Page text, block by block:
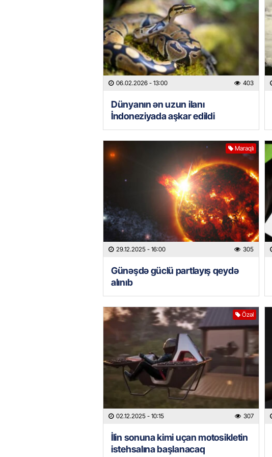
06.02.2026 - 13:00 403
Dünyanın ən uzun ilanı
İndoneziyada aşkar edildi
Maraqlı
29.12.2025 - 16:00 305
Günəşdə güclü partlayış qeydə
alınıb
Özəl
02.12.2025 - 10:15 307
İlin sonuna kimi uçan motosikletin
istehsalına başlanacaq